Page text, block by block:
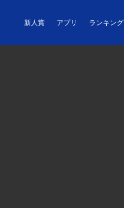
新人賞 アプリ ランキング